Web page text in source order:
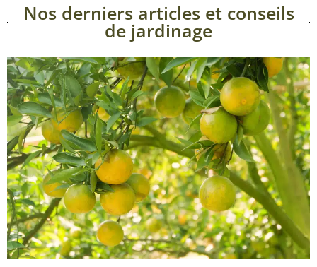
Nos derniers articles et conseils
de jardinage